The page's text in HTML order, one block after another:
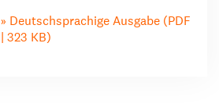
Deutschsprachige Ausgabe (PDF
| 323 KB)